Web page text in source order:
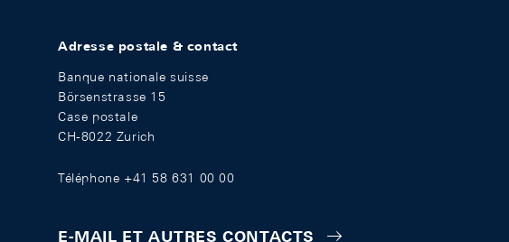
Adresse postale & contact
Banque nationale suisse
Börsenstrasse 15
Case postale
CH-8022 Zurich
Téléphone +41 58 631 00 00
E-MAIL ET AUTRES CONTACTS